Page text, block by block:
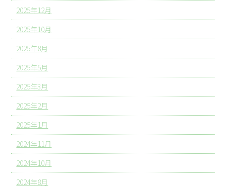
2025年12月
2025年10月
2025年8月
2025年5月
2025年3月
2025年2月
2025年1月
2024年11月
2024年10月
2024年8月